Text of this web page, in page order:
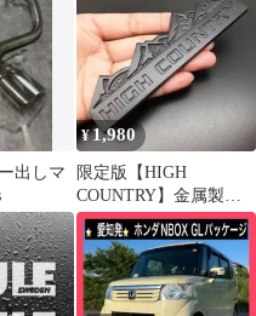
出しマ
¥1,980
限定版【HIGH
COUNTRY】金属製ス
テッカー 立体 エンブレ
ム車ステッカー